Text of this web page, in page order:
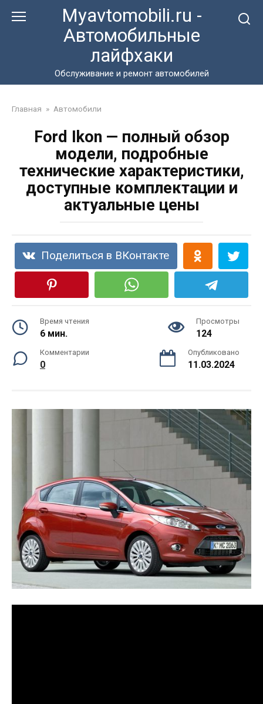
Myavtomobili.ru -
Автомобильные
лайфхаки
Обслуживание и ремонт автомобилей
Главная » Автомобили
Ford Ikon — полный обзор
модели, подробные
технические характеристики,
доступные комплектации и
актуальные цены
Поделиться в ВКонтакте
Время чтения
6 мин.
Просмотры
124
Комментарии
0
Опубликовано
11.03.2024